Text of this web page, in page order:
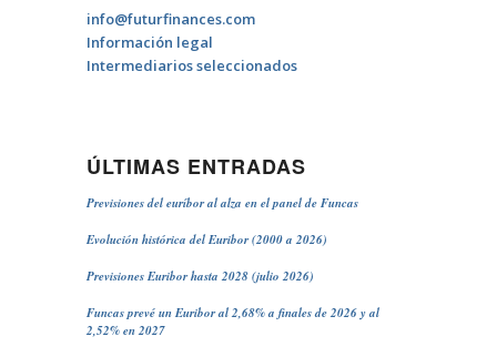
info@futurfinances.com
Información legal
Intermediarios seleccionados
ÚLTIMAS ENTRADAS
Previsiones del euríbor al alza en el panel de Funcas
Evolución histórica del Euribor (2000 a 2026)
Previsiones Euribor hasta 2028 (julio 2026)
Funcas prevé un Euribor al 2,68% a finales de 2026 y al
2,52% en 2027